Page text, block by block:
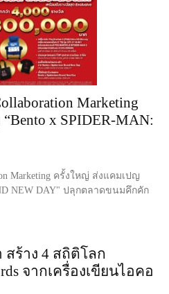
Marketing
x SPIDER-MAN:
Marketing ครั้งใหญ่ ส่งแคมเปญ
NEW DAY" ปลุกตลาดขนมคึกคัก
สร้าง 4 สถิติโลก
จากเครื่องเขียนไอคอ